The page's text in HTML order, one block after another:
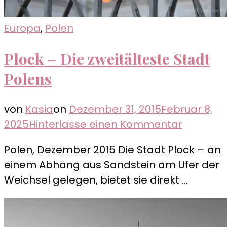
Europa, Polen
Plock – Die zweitälteste Stadt
Polens
von Kasiaon Dezember 31, 2015Februar 8,
2025Hinterlasse einen Kommentarzu
–
Die
Stadt
Polen, Dezember 2015 Die Stadt Plock – an
einem Abhang aus Sandstein am Ufer der
Weichsel gelegen, bietet sie direkt …